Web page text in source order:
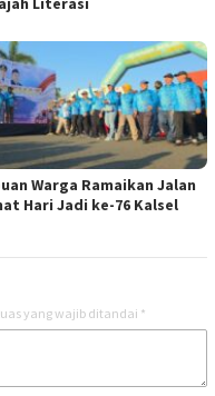
Warga Ramaikan Jalan
Hari Jadi ke-76 Kalsel
yang wajib ditandai *